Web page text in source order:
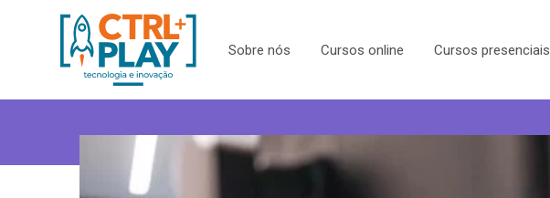
Sobre nós Cursos online Cursos presenciais